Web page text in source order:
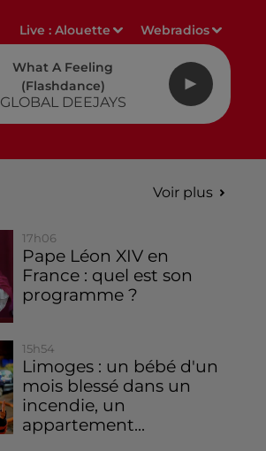
Live :Alouette Webradios
What A Feeling
(flashdance)
GLOBAL DEEJAYS
Voir plus
17h06
Pape Léon XIV en
France : quel est son
programme ?
15h54
Limoges : un bébé d'un
mois blessé dans un
incendie, un
appartement...